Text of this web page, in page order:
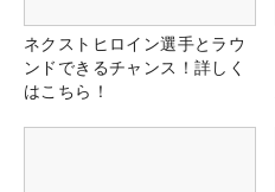
ネクストヒロイン選手とラウ
ンドできるチャンス！詳しく
はこちら！